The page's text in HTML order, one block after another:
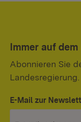
Immer auf
Abonnieren Sie
Landesregierung.
E-Mail zur